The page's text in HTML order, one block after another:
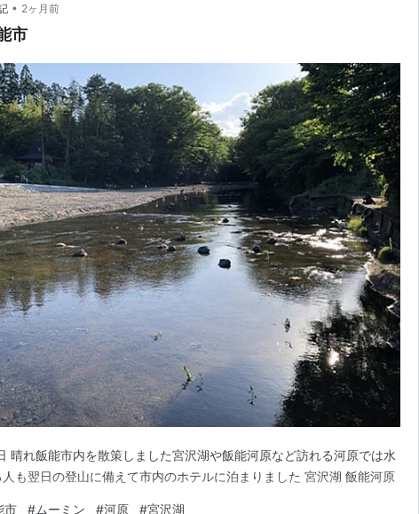
• 2ヶ月前
市
晴れ飯能市内を散策しました宮沢湖や飯能河原など訪れる河原では水
も翌日の登山に備えて市内のホテルに泊まりました 宮沢湖 飯能河原
市 #ムーミン #河原 #宮沢湖